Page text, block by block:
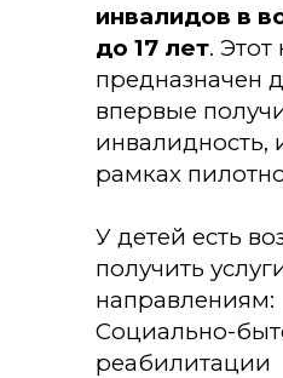
инвалидов в
до 17 лет. Этот
предназначен
впервые
инвалидность,
рамках
У детей есть
получить
направлениям:
Социально-
реабилитации